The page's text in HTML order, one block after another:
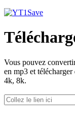
Vous pouvez
en mp3 et
4k, 8k.